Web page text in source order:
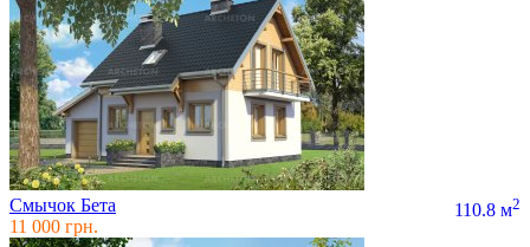
Смычок Бета 110.8 м2
11 000 грн.